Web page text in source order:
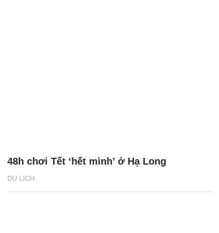
DU LỊCH
48h chơi Tết ‘hết mình’ ở Hạ Long